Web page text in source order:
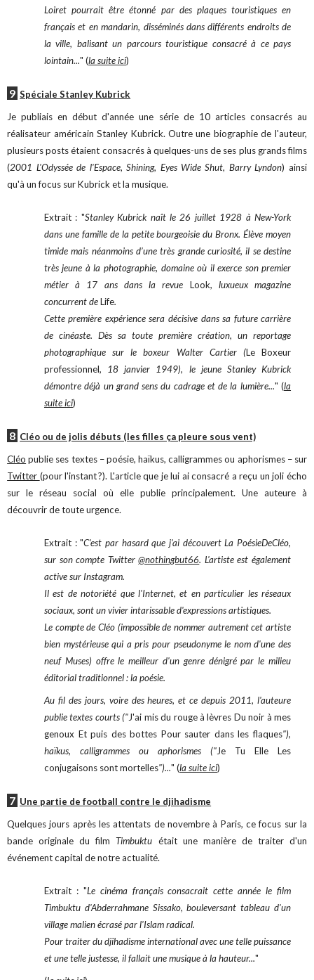
Loiret pourrait être étonné par des plaques touristiques en
français et en mandarin, disséminés dans différents endroits de
la ville, balisant un parcours touristique consacré à ce pays
lointain..." (la suite ici)
9 Spéciale Stanley Kubrick
Je publiais en début d'année une série de 10 articles consacrés au
réalisateur américain Stanley Kubrick. Outre une biographie de l'auteur,
plusieurs posts étaient consacrés à quelques-uns de ses plus grands films
(2001 L'Odyssée de l'Espace,Shining, Eyes Wide Shut, Barry Lyndon) ainsi
qu'à un focus sur Kubrick et la musique.
Extrait : "Stanley Kubrick naît le 26 juillet 1928 à New-York
dans une famille de la petite bourgeoisie du Bronx. Élève moyen
timide mais néanmoins d’une très grande curiosité, il se destine
très jeune à la photographie, domaine où il exerce son premier
métier à 17 ans dans la revue Look, luxueux magazine
concurrent deLife.
Cette première expérience sera décisive dans sa future carrière
de cinéaste. Dès sa toute première création, un reportage
photographique sur le boxeur Walter Cartier (Le Boxeur
professionnel, 18 janvier 1949), le jeune Stanley Kubrick
démontre déjà un grand sens du cadrage et de la lumière..." (la
suite ici)
8 Cléo ou de jolis débuts (les filles ça pleure sous vent)
Cléo publie ses textes – poésie, haïkus, calligrammes ou aphorismes – sur
Twitter (pour l'instant ?). L'article que je lui ai consacré a reçu un joli écho
sur le réseau social où elle publie principalement. Une auteure à
découvrir de toute urgence.
Extrait : "C'est par hasard que j'ai découvert La PoésieDeCléo,
sur son compte Twitter@nothingbut66. L'artiste est également
active sur Instagram.
Il est de notoriété que l'Internet, et en particulier les réseaux
sociaux, sont un vivier intarissable d'expressions artistiques.
Le compte de Cléo (impossible de nommer autrement cet artiste
bien mystérieuse qui a pris pour pseudonyme le nom d'une des
neuf Muses) offre le meilleur d'un genre dénigré par le milieu
éditorial traditionnel : la poésie.
Au fil des jours, voire des heures, et ce depuis 2011, l'auteure
publie textes courts ("J'ai mis du rouge à lèvres Du noir à mes
genoux Et puis des bottes Pour sauter dans les flaques"),
haïkus, calligrammes ou aphorismes ("Je Tu Elle Les
conjugaisons sont mortelles")..." (la suite ici)
7 Une partie de football contre le djihadisme
Quelques jours après les attentats de novembre à Paris, ce focus sur la
bande originale du filmTimbuktu était une manière de traiter d'un
événement capital de notre actualité.
Extrait : "Le cinéma français consacrait cette année le film
Timbuktu d'Abderrahmane Sissako, bouleversant tableau d'un
village malien écrasé par l'Islam radical.
Pour traiter du djihadisme international avec une telle puissance
et une telle justesse, il fallait une musique à la hauteur..."